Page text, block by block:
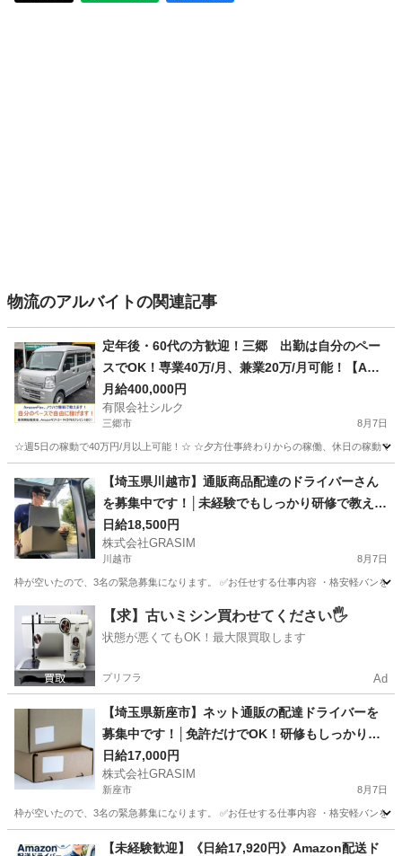
物流のアルバイトの関連記事
定年後・60代の方歓迎！三郷 出勤は自分のペー
スでOK！専業40万/月、兼業20万/月可能！【Ama
zon Flex】で稼ぎましょう！
月給400,000円
有限会社シルク
三郷市 8月7日
☆週5日の稼動で40万円/月以上可能！☆ ☆夕方仕事終わりからの稼働、休日の稼動で
配送 Amazon
【埼玉県川越市】通販商品配達のドライバーさん
を募集中です！│未経験でもしっかり研修で教えま
す！
日給18,500円
株式会社GRASIM
川越市 8月7日
枠が空いたので、3名の緊急募集になります。 ✅お任せする仕事内容 ・格安軽バン
埼玉 川越市 ドライバー 荷物
【求】古いミシン買わせてください🖐️
状態が悪くてもOK！最大限買取します
プリフラ Ad
【埼玉県新座市】ネット通販の配達ドライバーを
募集中です！│免許だけでOK！研修もしっかりあ
ります！
日給17,000円
株式会社GRASIM
新座市 8月7日
枠が空いたので、3名の緊急募集になります。 ✅お任せする仕事内容 ・格安軽バン
ドライバー 荷物
【未経験歓迎】《日給17,920円》Amazon配送ド